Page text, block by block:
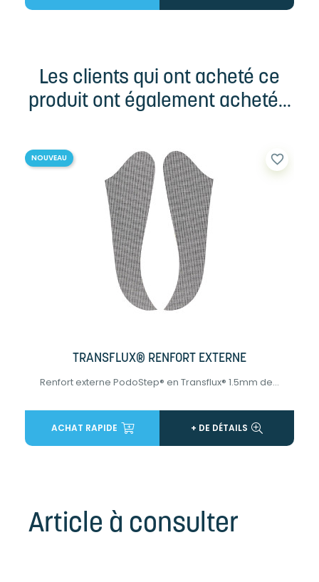
Les clients qui ont acheté ce
produit ont également acheté...
TRANSFLUX® RENFORT EXTERNE
Renfort externe PodoStep® en Transflux® 1.5mm de...
favorite_border
NOUVEAU
ACHAT RAPIDE + DE DÉTAILS
Article à consulter